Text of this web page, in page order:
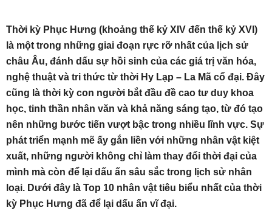
Thời kỳ Phục Hưng (khoảng thế kỷ XIV đến thế kỷ XVI)
là một trong những giai đoạn rực rỡ nhất của lịch sử
châu Âu, đánh dấu sự hồi sinh của các giá trị văn hóa,
nghệ thuật và tri thức từ thời Hy Lạp – La Mã cổ đại. Đây
cũng là thời kỳ con người bắt đầu đề cao tư duy khoa
học, tinh thần nhân văn và khả năng sáng tạo, từ đó tạo
nên những bước tiến vượt bậc trong nhiều lĩnh vực. Sự
phát triển mạnh mẽ ấy gắn liền với những nhân vật kiệt
xuất, những người không chỉ làm thay đổi thời đại của
mình mà còn để lại dấu ấn sâu sắc trong lịch sử nhân
loại. Dưới đây là Top 10 nhân vật tiêu biểu nhất của thời
kỳ Phục Hưng đã để lại dấu ấn vĩ đại.